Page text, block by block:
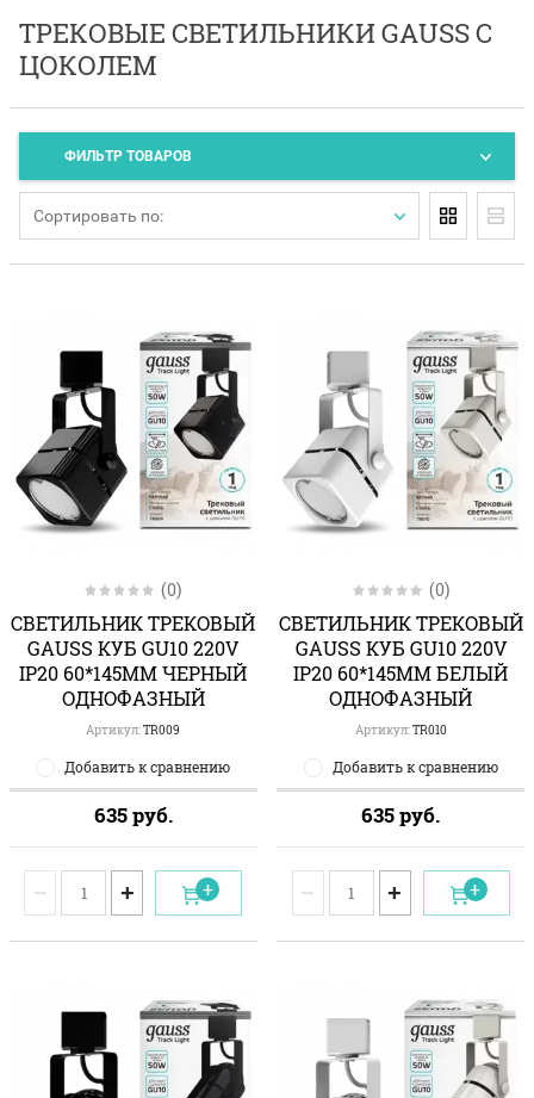
ТРЕКОВЫЕ СВЕТИЛЬНИКИ GAUSS С
ЦОКОЛЕМ
ФИЛЬТР ТОВАРОВ
Сортировать по:
(0)
СВЕТИЛЬНИК ТРЕКОВЫЙ
GAUSS КУБ GU10 220V
IP20 60*145ММ ЧЕРНЫЙ
ОДНОФАЗНЫЙ
Артикул:TR009
Добавить к сравнению
635руб.
− +
(0)
СВЕТИЛЬНИК ТРЕКОВЫЙ
GAUSS КУБ GU10 220V
IP20 60*145ММ БЕЛЫЙ
ОДНОФАЗНЫЙ
Артикул:TR010
Добавить к сравнению
635руб.
− +